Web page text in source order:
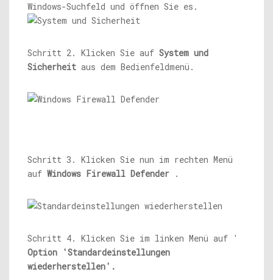
Windows-Suchfeld und öffnen Sie es.
Schritt 2. Klicken Sie auf System und
Sicherheit aus dem Bedienfeldmenü.
Schritt 3. Klicken Sie nun im rechten Menü
auf Windows Firewall Defender .
Schritt 4. Klicken Sie im linken Menü auf '
Option 'Standardeinstellungen
wiederherstellen'.